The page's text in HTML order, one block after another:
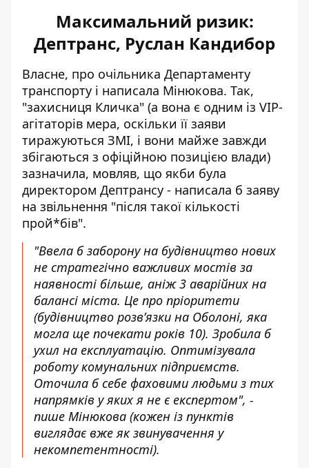
Максимальний ризик:
Дептранс, Руслан Кандибор
Власне, про очільника Департаменту
транспорту і написала Мінюкова. Так,
"захисниця Кличка" (а вона є одним із VIP-
агітаторів мера, оскільки її заяви
тиражуються ЗМІ, і вони майже завжди
збігаються з офіційною позицією влади)
зазначила, мовляв, що якби була
директором Дептрансу - написала б заяву
на звільнення "після такої кількості
прой*бів".
"Ввела б заборону на будівництво нових
не стратегічно важливих мостів за
наявності більше, аніж 3 аварійних на
балансі міста. Це про пріоритети
(будівництво розвʼязки на Оболоні, яка
могла ще почекати років 10). Зробила б
ухил на експлуатацію. Оптимізувала
роботу комунальних підприємств.
Оточила б себе фаховими людьми з тих
напрямків у яких я не є експертом", -
пише Мінюкова (кожен із пунктів
виглядає вже як звинувачення у
некомпетентності).